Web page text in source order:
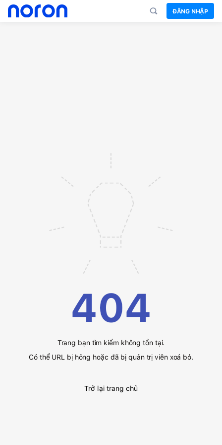
ĐĂNG NHẬP
404
Trang bạn tìm kiếm không tồn tại.
Có thể URL bị hỏng hoặc đã bị quản trị viên xoá bỏ.
Trở lại trang chủ